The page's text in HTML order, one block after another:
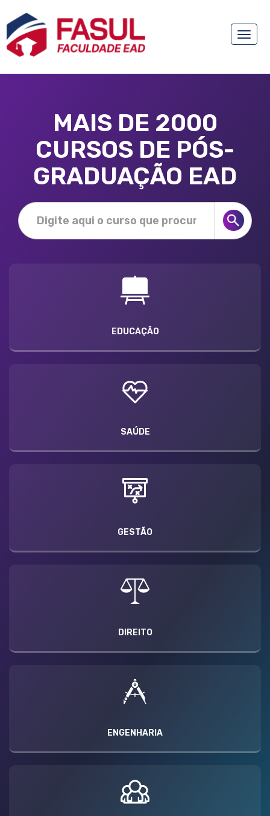
Toggle
MAIS DE 2000
CURSOS DE PÓS-
GRADUAÇÃO EAD
EDUCAÇÃO
SAÚDE
GESTÃO
DIREITO
ENGENHARIA